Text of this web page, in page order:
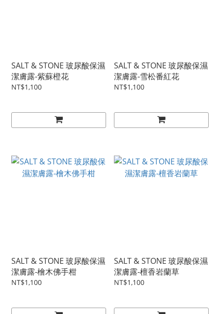
SALT & STONE 玻尿酸保濕
潔膚露-紫蘇橙花
NT$1,100
SALT & STONE 玻尿酸保濕
潔膚露-雪松番紅花
NT$1,100
SALT & STONE 玻尿酸保濕
潔膚露-檜木佛手柑
NT$1,100
SALT & STONE 玻尿酸保濕
潔膚露-檀香岩蘭草
NT$1,100